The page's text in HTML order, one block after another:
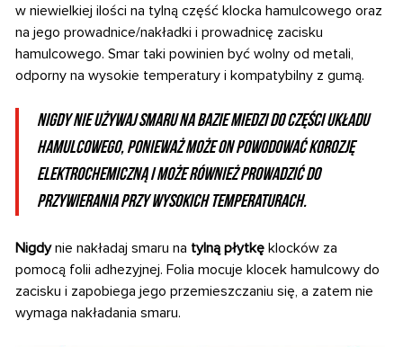
w niewielkiej ilości na tylną część klocka hamulcowego oraz
na jego prowadnice/nakładki i prowadnicę zacisku
hamulcowego. Smar taki powinien być wolny od metali,
odporny na wysokie temperatury i kompatybilny z gumą.
NIGDY nie używaj smaru na bazie miedzi do części układu
hamulcowego, ponieważ może on powodować korozję
elektrochemiczną i może również prowadzić do
przywierania przy wysokich temperaturach.
Nigdynie nakładaj smaru na tylną płytkę klocków za
pomocą folii adhezyjnej. Folia mocuje klocek hamulcowy do
zacisku i zapobiega jego przemieszczaniu się, a zatem nie
wymaga nakładania smaru.